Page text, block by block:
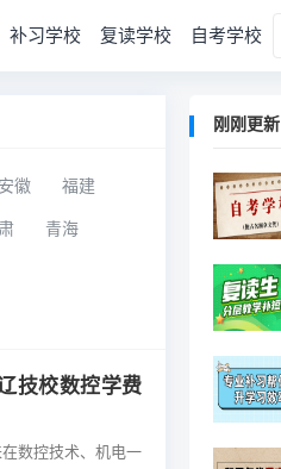
补习学校 复读学校 自考学校
安徽 福建
青海
技校数控学费
数控技术、机电一
刚刚更新